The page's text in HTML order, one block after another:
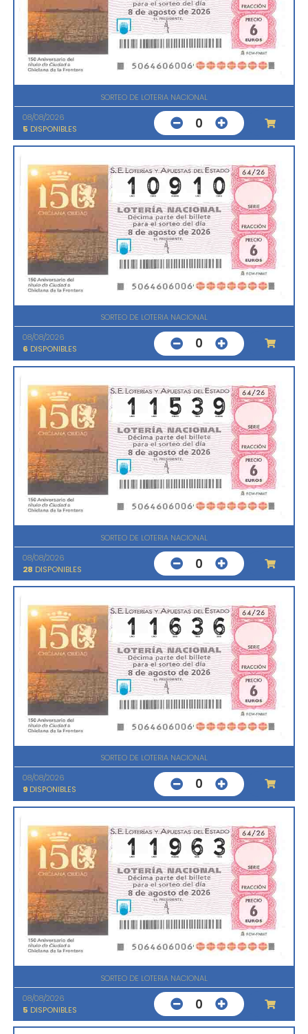
SORTEO DE LOTERIA NACIONAL
08/08/2026
5 DISPONIBLES 0
SORTEO DE LOTERIA NACIONAL
08/08/2026
6 DISPONIBLES 0
SORTEO DE LOTERIA NACIONAL
08/08/2026
28 DISPONIBLES 0
SORTEO DE LOTERIA NACIONAL
08/08/2026
9 DISPONIBLES 0
SORTEO DE LOTERIA NACIONAL
08/08/2026
5 DISPONIBLES 0